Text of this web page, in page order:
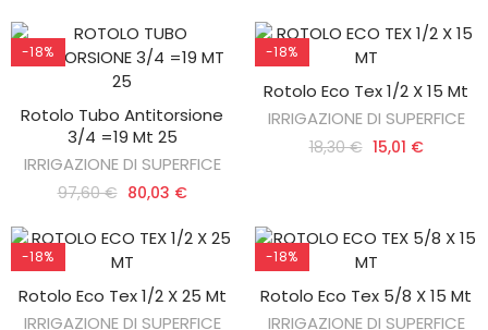
-18%
AGGIUNGI AL CARRELLO
Rotolo Tubo Antitorsione
3/4 =19 Mt 25
IRRIGAZIONE DI SUPERFICE
97,60 € 80,03 €
-18%
AGGIUNGI AL CARRELLO
Rotolo Eco Tex 1/2 X 15 Mt
IRRIGAZIONE DI SUPERFICE
18,30 € 15,01 €
-18%
AGGIUNGI AL CARRELLO
Rotolo Eco Tex 1/2 X 25 Mt
IRRIGAZIONE DI SUPERFICE
-18%
AGGIUNGI AL CARRELLO
Rotolo Eco Tex 5/8 X 15 Mt
IRRIGAZIONE DI SUPERFICE